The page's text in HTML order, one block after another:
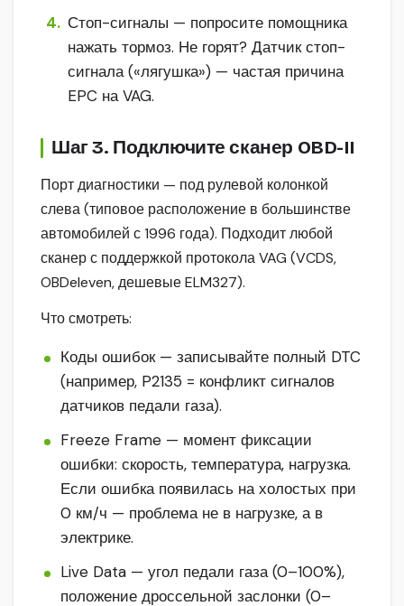
Стоп-сигналы — попросите помощника
нажать тормоз. Не горят? Датчик стоп-
сигнала («лягушка») — частая причина
EPC на VAG.
Шаг 3. Подключите сканер OBD-II
Порт диагностики — под рулевой колонкой
слева (типовое расположение в большинстве
автомобилей с 1996 года). Подходит любой
сканер с поддержкой протокола VAG (VCDS,
OBDeleven, дешевые ELM327).
Что смотреть:
Коды ошибок — записывайте полный DTC
(например, P2135 = конфликт сигналов
датчиков педали газа).
Freeze Frame — момент фиксации
ошибки: скорость, температура, нагрузка.
Если ошибка появилась на холостых при
0 км/ч — проблема не в нагрузке, а в
электрике.
Live Data — угол педали газа (0–100%),
положение дроссельной заслонки (0–